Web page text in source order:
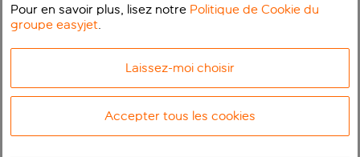
Pour en savoir plus, lisez notre Politique de Cookie du
groupe easyjet.
Laissez-moi choisir
Accepter tous les cookies